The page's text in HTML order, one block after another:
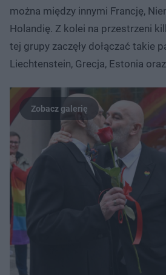
można między innymi Francję,
Holandię. Z kolei na przestrzeni
tej grupy zaczęły dołączać takie
Liechtenstein, Grecja, Estonia